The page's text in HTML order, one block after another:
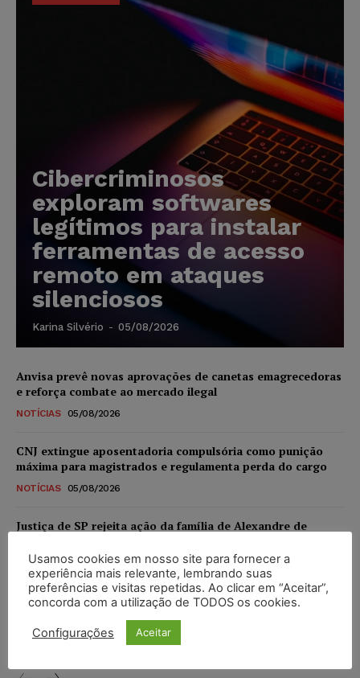
Cibercriminosos
exploram softwares
legítimos para instalar
ferramentas de acesso
remoto em ataques
silenciosos
Karina Silvério - 05/08/2026
Anvisa prevê novas aprovações de canetas emagrecedoras
e reforça combate ao mercado ilegal
NOTÍCIAS 05/08/2026
CNJ extingue aposentadoria compulsória como punição
máxima para magistrados e regulamenta perda do cargo
NOTÍCIAS 05/08/2026
Justiça de SP rejeita ação da família de Alexandre de
NOTÍCIAS 05/08/2026
Conselho Nacional de Justiça determina afastamento da
NOTÍCIAS 05/08/2026
Usamos cookies em nosso site para fornecer a
experiência mais relevante, lembrando suas
preferências e visitas repetidas. Ao clicar em “Aceitar”,
concorda com a utilização de TODOS os cookies.
Configurações Aceitar